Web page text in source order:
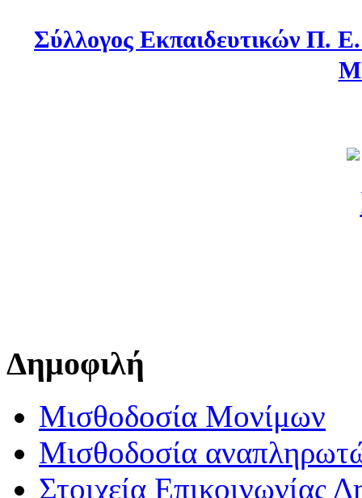
Σύλλογος Εκπαιδευτικών Π.
Δημοφιλή
Μισθοδοσία Μονίμων
Μισθοδοσία
Στοιχεία Επικοινωνίας